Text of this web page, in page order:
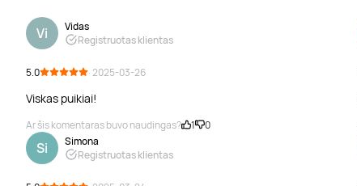
Vi
Vidas
Registruotas klientas
5.0 · 2025-03-26
Viskas puikiai!
Ar šis komentaras buvo naudingas? 1 0
Si
Simona
Registruotas klientas